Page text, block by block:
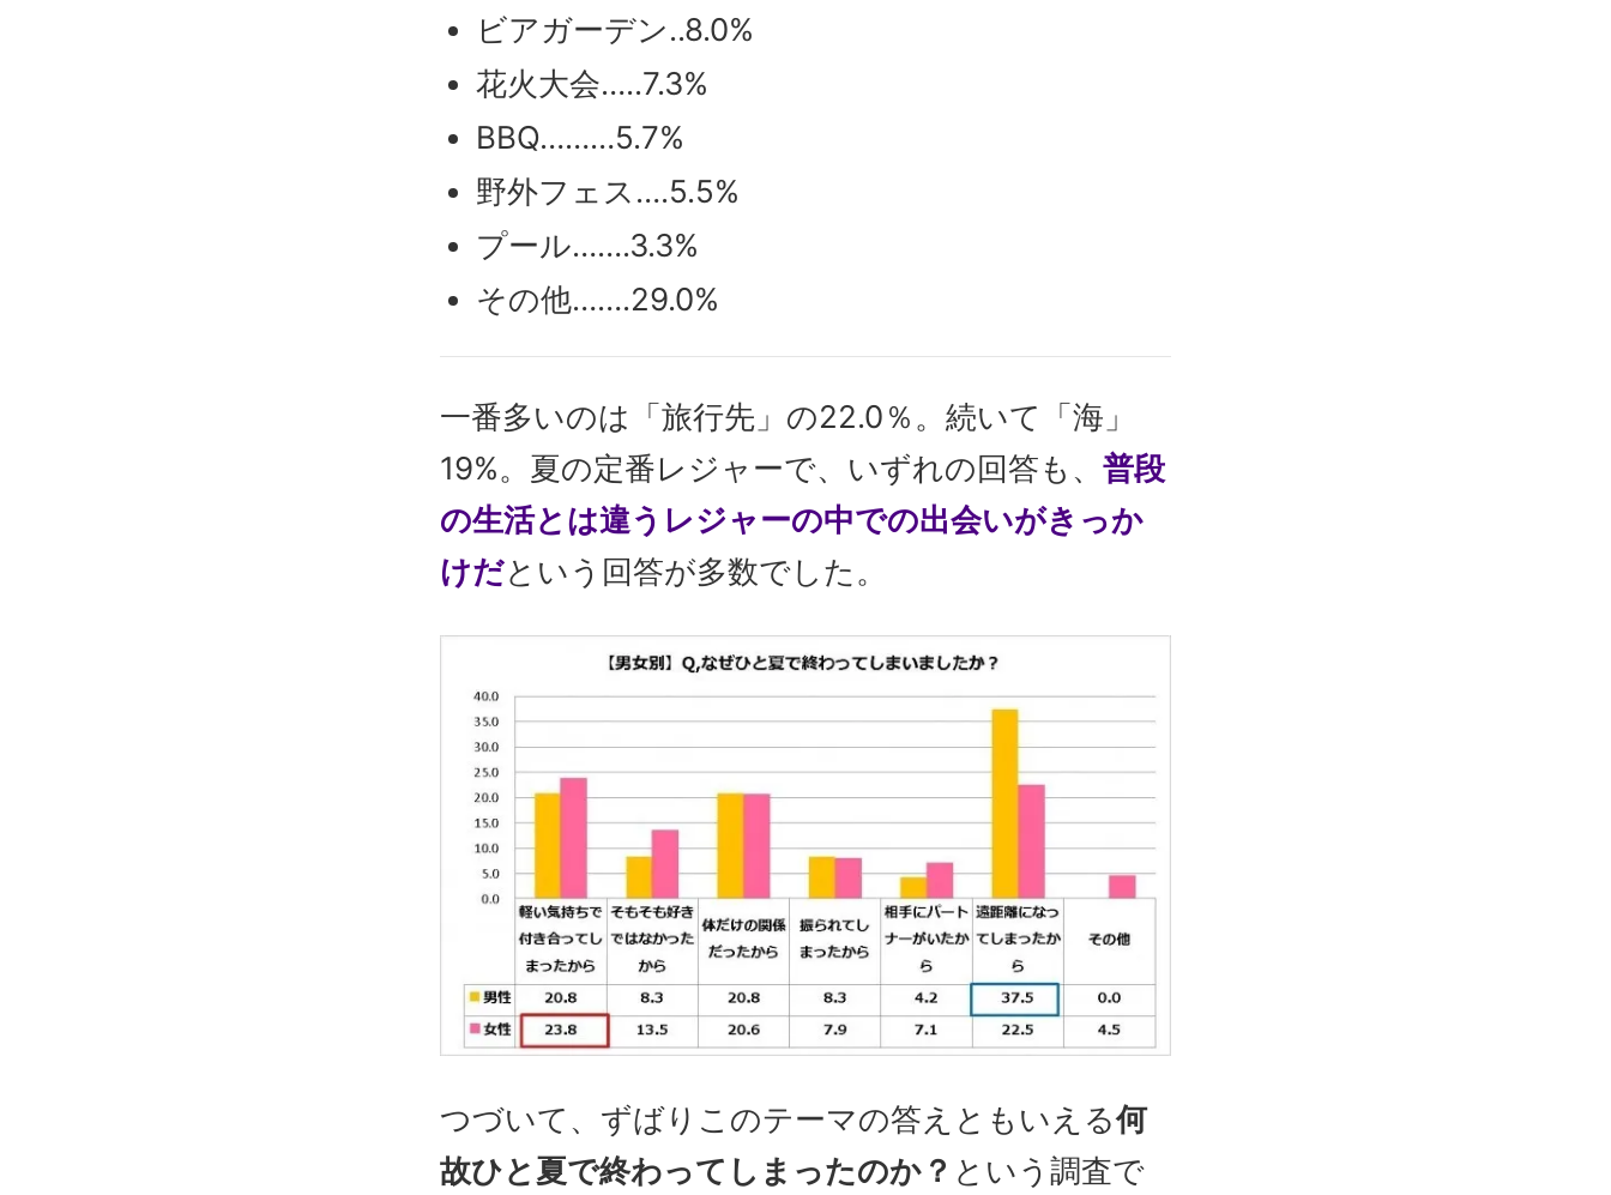
ビアガーデン..8.0%
花火大会…..7.3%
BBQ………5.7%
野外フェス….5.5%
プール…….3.3%
その他…….29.0%
一番多いのは「旅行先」の22.0％。続いて「海」
19%。夏の定番レジャーで、いずれの回答も、 普段
の生活とは違うレジャーの中での出会いがきっか
けだという回答が多数でした。
つづいて、ずばりこのテーマの答えともいえる何
故ひと夏で終わってしまったのか？ という調査で